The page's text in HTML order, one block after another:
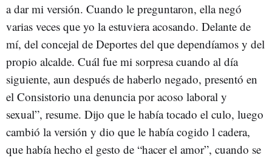
a dar mi versión. Cuando le preguntaron, ella negó
varias veces que yo la estuviera acosando. Delante de
mí, del concejal de Deportes del que dependíamos y del
propio alcalde. Cuál fue mi sorpresa cuando al día
siguiente, aun después de haberlo negado, presentó en
el Consistorio una denuncia por acoso laboral y
sexual”, resume. Dijo que le había tocado el culo, luego
cambió la versión y dio que le había cogido l cadera,
que había hecho el gesto de “hacer el amor”, cuando se